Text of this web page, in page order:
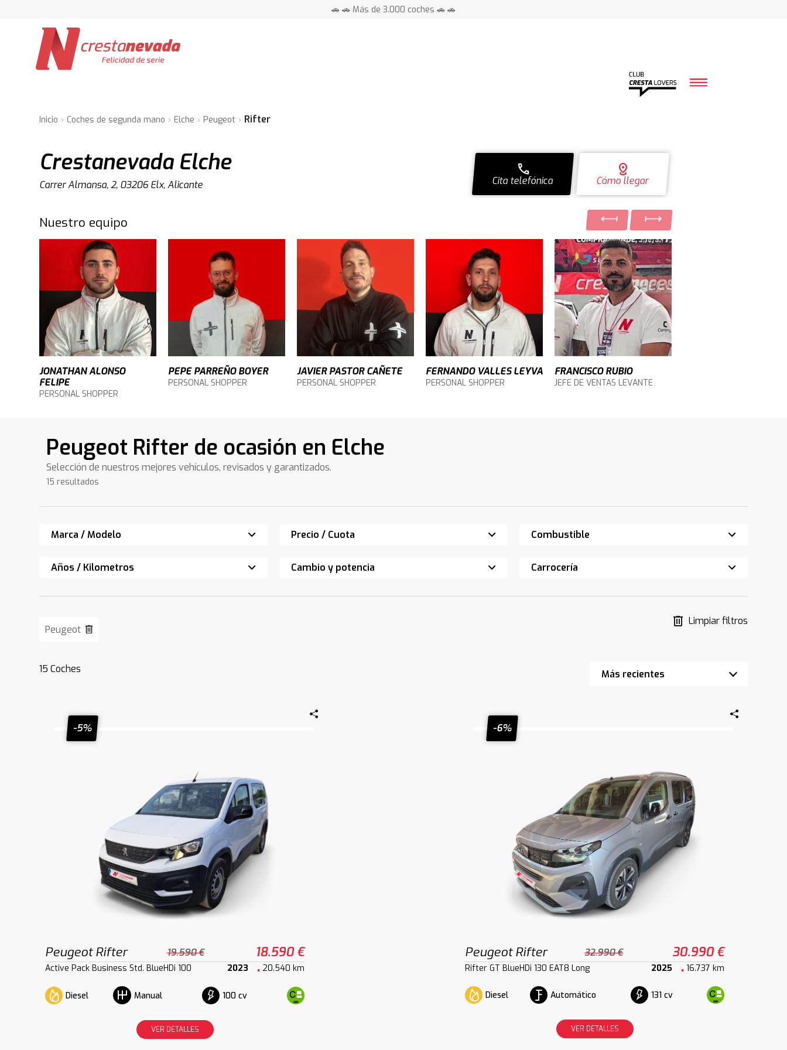
🚗 🚗 Más de 3.000 coches 🚗 🚗
Inicio Coches de segunda mano Elche Peugeot Rifter
Crestanevada Elche
Carrer Almansa, 2, 03206 Elx, Alicante
distance
Cómo llegar
call
Cita telefónica
Nuestro equipo
JONATHAN ALONSO
FELIPE
PERSONAL SHOPPER
PEPE PARREÑO BOYER
PERSONAL SHOPPER
JAVIER PASTOR CAÑETE
PERSONAL SHOPPER
FERNANDO VALLES LEYVA
PERSONAL SHOPPER
FRANCISCO RUBIO
JEFE DE VENTAS LEVANTE
Peugeot Rifter de ocasión en Elche
Selección de nuestros mejores vehículos, revisados y garantizados.
15 resultados
Marca / Modelo Precio / Cuota Combustible
Años / Kilometros Cambio y potencia Carrocería
Peugeot
Limpiar filtros
15 Coches
-5%
Peugeot Rifter 19.590 € 18.590 €
Active Pack Business Std. BlueHDi 100 2023 20.540 km
Diesel Manual 100 cv
VER DETALLES
-6%
Peugeot Rifter 32.990 € 30.990 €
Rifter GT BlueHDi 130 EAT8 Long 2025 16.737 km
Diesel Automático 131 cv
VER DETALLES